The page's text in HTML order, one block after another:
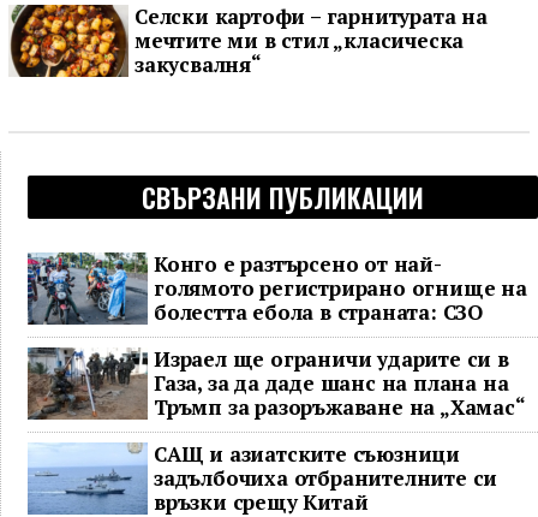
Селски картофи – гарнитурата на
мечтите ми в стил „класическа
закусвалня“
СВЪРЗАНИ ПУБЛИКАЦИИ
Конго е разтърсено от най-
голямото регистрирано огнище на
болестта ебола в страната: СЗО
Израел ще ограничи ударите си в
Газа, за да даде шанс на плана на
Тръмп за разоръжаване на „Хамас“
САЩ и азиатските съюзници
задълбочиха отбранителните си
връзки срещу Китай